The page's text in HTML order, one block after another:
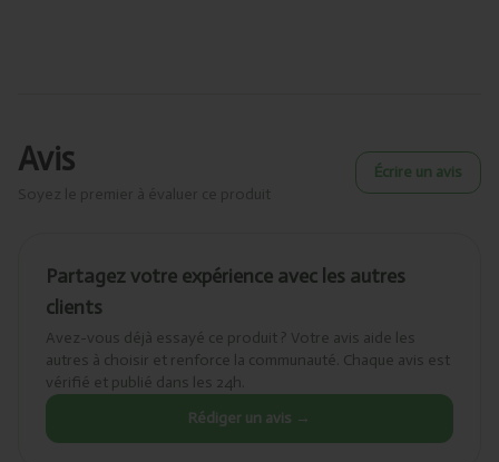
Avis Écrire un avis
Partagez votre expérience avec les autres
clients
Avez-vous déjà essayé ce produit ? Votre avis aide les
autres à choisir et renforce la communauté. Chaque avis est
vérifié et publié dans les 24h.
Rédiger un avis →